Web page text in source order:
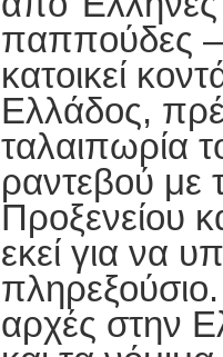
παππούδες –
κατοικεί
Ελλάδος,
ταλαιπωρία
ραντεβού με
Προξενείου
εκεί για να
αρχές στην